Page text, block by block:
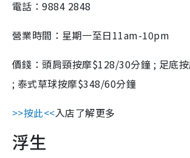
電話：9884 2848
營業時間：星期一至日11am-10pm
價錢：頭肩頸按摩$128/30分鐘 ; 足底
; 泰式草球按摩$348/60分鐘
>>按此<<入店了解更多
浮生